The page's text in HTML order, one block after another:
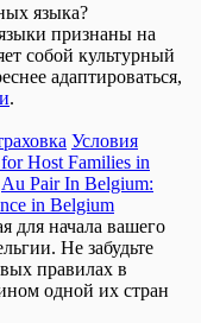
языка?
признаны на
собой культурный
адаптироваться,
.
Условия
Host Families in
Au Pair In Belgium:
in Belgium
для начала вашего
Не забудьте
правилах в
одной их стран